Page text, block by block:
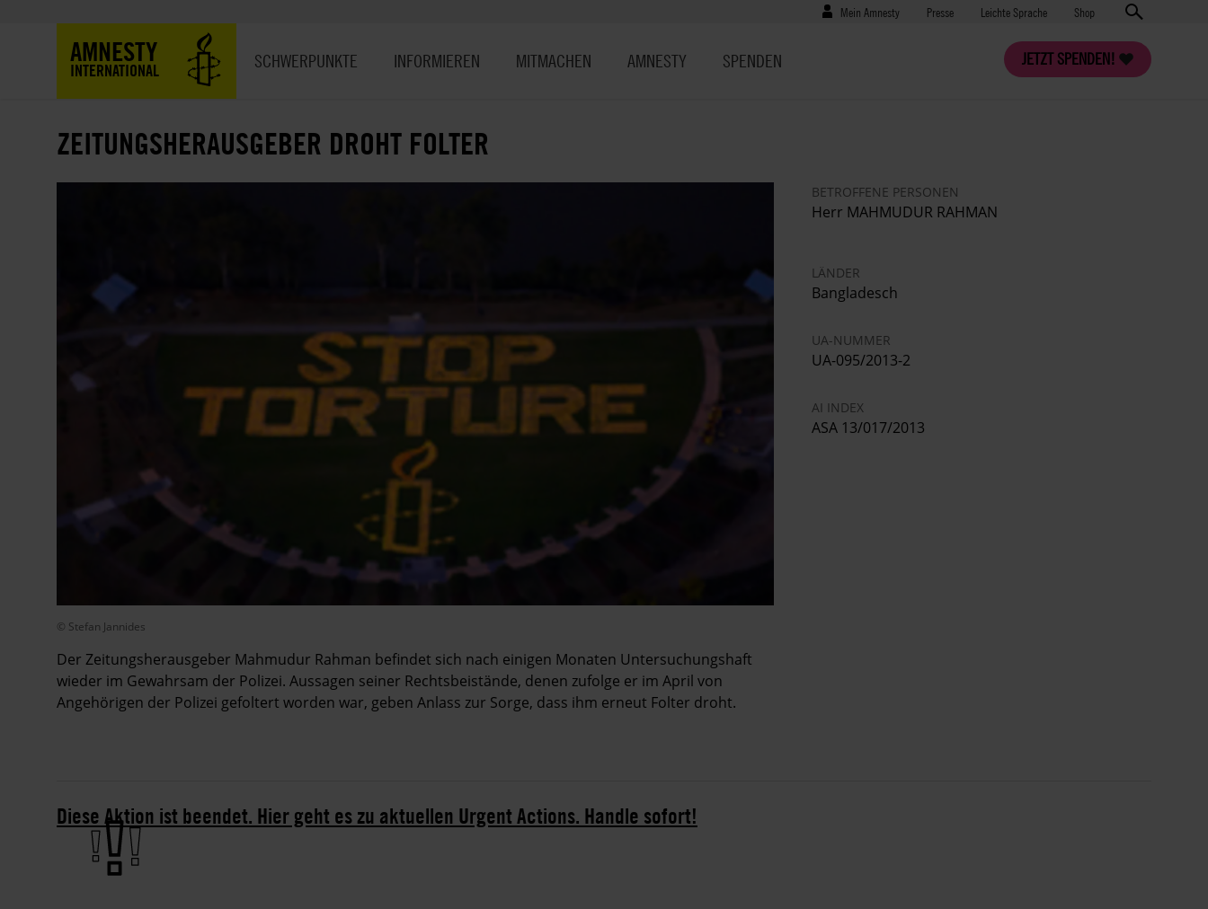
Benutzermenü
Mein Amnesty Presse
Presse Leichte Sprache Shop
AMNESTY
INTERNATIONAL
JETZT SPENDEN!
SCHWERPUNKTE INFORMIEREN MITMACHEN AMNESTY SPENDEN
ZEITUNGSHERAUSGEBER DROHT FOLTER
© Stefan Jannides
Der Zeitungsherausgeber Mahmudur Rahman befindet sich nach einigen Monaten Untersuchungshaft
wieder im Gewahrsam der Polizei. Aussagen seiner Rechtsbeistände, denen zufolge er im April von
Angehörigen der Polizei gefoltert worden war, geben Anlass zur Sorge, dass ihm erneut Folter droht.
BETROFFENE PERSONEN
Herr MAHMUDUR RAHMAN
LÄNDER
Bangladesch
UA-NUMMER
UA-095/2013-2
AI INDEX
ASA 13/017/2013
Diese Aktion ist beendet. Hier geht es zu aktuellen Urgent Actions. Handle sofort!